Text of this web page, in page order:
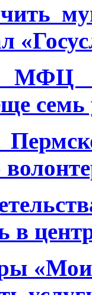
семь
в
«Мои